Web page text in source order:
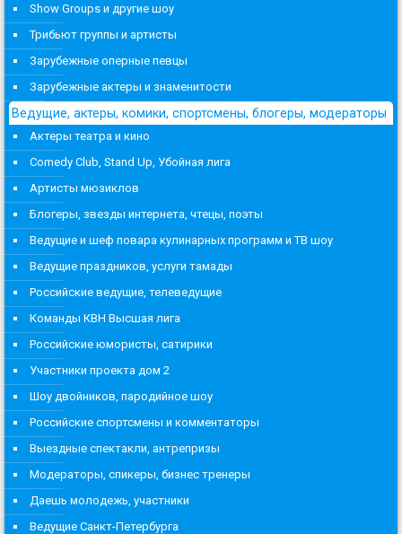
Show Groups и другие шоу
Трибьют группы и артисты
Зарубежные оперные певцы
Зарубежные актеры и знаменитости
Ведущие, актеры, комики, спортсмены, блогеры, модераторы
Актеры театра и кино
Comedy Club, Stand Up, Убойная лига
Артисты мюзиклов
Блогеры, звезды интернета, чтецы, поэты
Ведущие и шеф повара кулинарных программ и ТВ шоу
Ведущие праздников, услуги тамады
Российские ведущие, телеведущие
Команды КВН Высшая лига
Российские юмористы, сатирики
Участники проекта дом 2
Шоу двойников, пародийное шоу
Российские спортсмены и комментаторы
Выездные спектакли, антрепризы
Модераторы, спикеры, бизнес тренеры
Даешь молодежь, участники
Ведущие Санкт-Петербурга